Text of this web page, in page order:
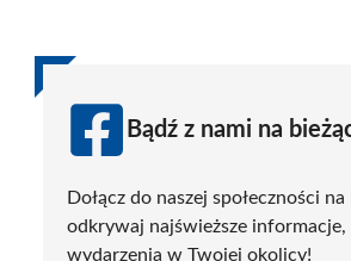
Bądź z nami na
Dołącz do naszej społeczności
odkrywaj najświeższe informacje,
wydarzenia w Twojej okolicy!